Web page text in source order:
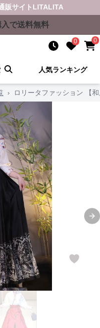
販サイト LITALITA
で送料無料
0 0
人気ランキング
› ロリータファッション 【